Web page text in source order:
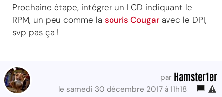
Prochaine étape, intégrer un LCD indiquant le
RPM, un peu comme la souris Cougar avec le DPI,
svp pas ça !
par Hamster1er
le samedi 30 décembre 2017 à 11h18